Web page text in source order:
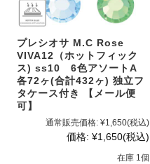
プレシオサ M.C Rose
VIVA12（ホットフィック
ス) ss10 6色アソートA
各72ヶ(合計432ヶ) 独立フ
タケース付き 【メール便
可】
通常販売価格: ¥1,650(税込)
価格: ¥1,650(税込)
在庫 1個